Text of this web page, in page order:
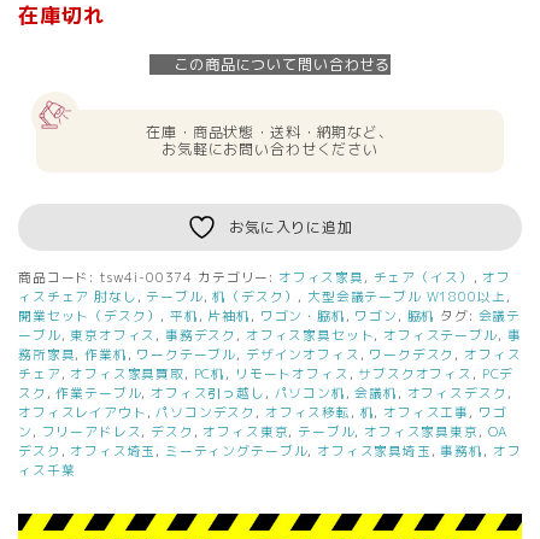
在庫切れ
この商品について問い合わせる
在庫・商品状態・送料・納期など、
お気軽にお問い合わせください
お気に入りに追加
商品コード: tsw4i-00374 カテゴリー: オフィス家具 , チェア（イス） , オフ
ィスチェア 肘なし , テーブル,机（デスク） , 大型会議テーブル W1800以上 ,
開業セット（デスク） ,平机 , 片袖机 , ワゴン・脇机 , ワゴン , 脇机 タグ: 会議テ
ーブル,東京オフィス , 事務デスク , オフィス家具セット, オフィステーブル, 事
務所家具,作業机 , ワークテーブル, デザインオフィス , ワークデスク , オフィス
チェア , オフィス家具買取, PC机 , リモートオフィス ,サブスクオフィス , PCデ
スク ,作業テーブル, オフィス引っ越し , パソコン机 ,会議机 , オフィスデスク ,
オフィスレイアウト , パソコンデスク , オフィス移転 , 机, オフィス工事 , ワゴ
ン , フリーアドレス , デスク , オフィス東京, テーブル, オフィス家具東京 , OA
デスク , オフィス埼玉 , ミーティングテーブル, オフィス家具埼玉 ,事務机 , オフ
ィス千葉